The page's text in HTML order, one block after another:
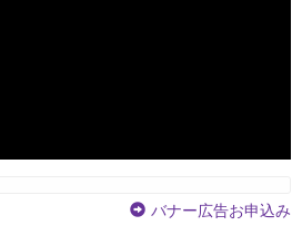
バナー広告お申込み